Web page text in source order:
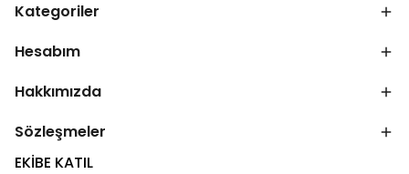
Kategoriler
Hesabım
Hakkımızda
Sözleşmeler
EKİBE KATIL